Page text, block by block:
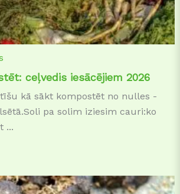
ceļvedis iesācējiem 2026
kā sākt kompostēt no nulles -
pa solim iziesim cauri:ko
...